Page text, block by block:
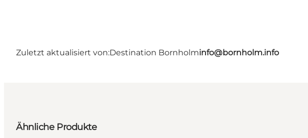
Zuletzt aktualisiert von:Destination Bornholminfo@bornholm.info
Ähnliche Produkte